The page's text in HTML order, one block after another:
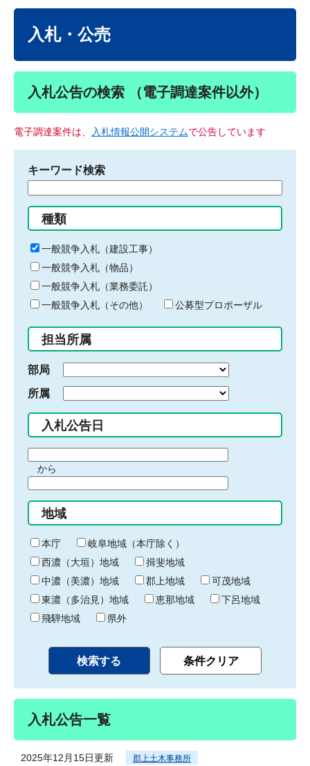
入札・公売
入札公告の検索 （電子調達案件以外）
電子調達案件は、 入札情報公開システムで公告しています
キーワード検索
る
キ
ー
ワ
ー
ド
入
力
種類
一般競争入札（建設工事）
一般競争入札（物品）
一般競争入札（業務委託）
一般競争入札（その他）
公募型プロポーザル
担当所属
部局
所属
入札公告日
間
始
り
から
間
終
わ
り
地域
本庁
岐阜地域（本庁除く）
西濃（大垣）地域
揖斐地域
中濃（美濃）地域
郡上地域
可茂地域
東濃（多治見）地域
恵那地域
下呂地域
飛騨地域
県外
入札公告一覧
2025年12月15日更新 郡上土木事務所